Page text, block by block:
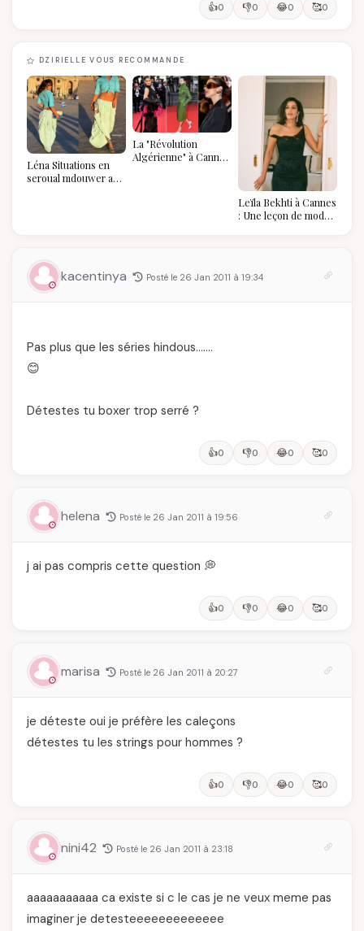
👍0 👎0 😂0 🥰0
DZIRIELLE VOUS RECOMMANDE
Léna Situations en
seroual mdouwer au
La "Révolution
Algérienne" à Cannes
Leïla Bekhti à Cannes
: Une leçon de mode
kacentinya Posté le 26 Jan 2011 à 19:34
Pas plus que les séries hindous…….
😊
Détestes tu boxer trop serré ?
👍0 👎0 😂0 🥰0
helena Posté le 26 Jan 2011 à 19:56
j ai pas compris cette question 💭
👍0 👎0 😂0 🥰0
marisa Posté le 26 Jan 2011 à 20:27
je déteste oui je préfère les caleçons
détestes tu les strings pour hommes ?
👍0 👎0 😂0 🥰0
nini42 Posté le 26 Jan 2011 à 23:18
aaaaaaaaaaa ca existe si c le cas je ne veux meme pas
imaginer je detesteeeeeeeeeeeee